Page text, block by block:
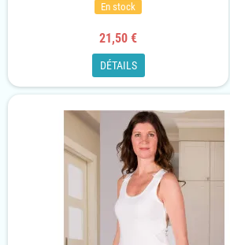
En stock
21,50 €
DÉTAILS